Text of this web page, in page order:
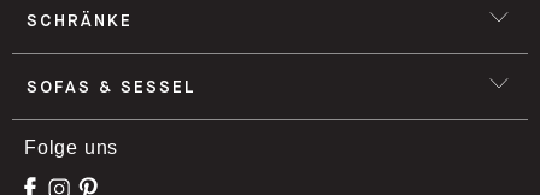
SCHRÄNKE
SOFAS & SESSEL
Folge uns